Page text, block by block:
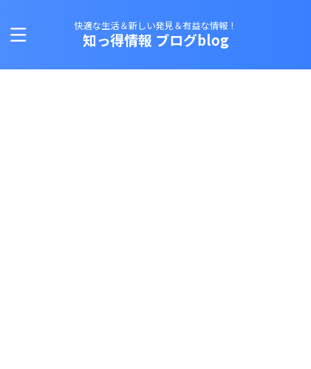
快適な生活＆新しい発見＆有益な情報！
知っ得情報 ブログblog